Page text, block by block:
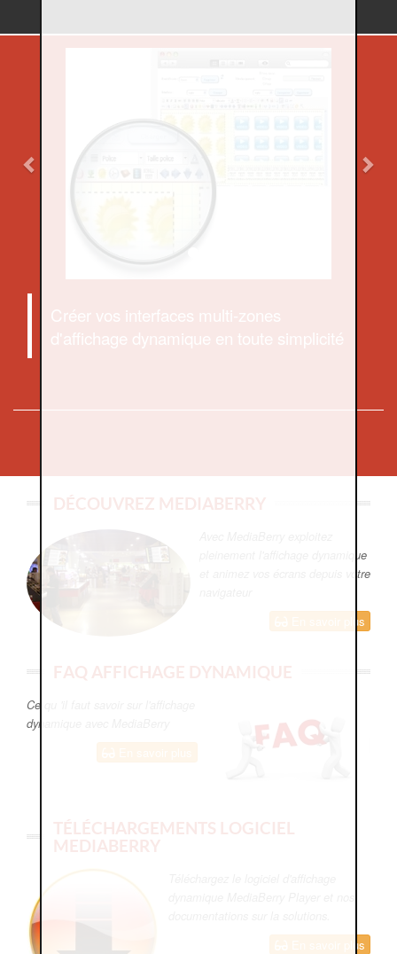
Créer vos interfaces multi-zones
d'affichage dynamique en toute simplicité
DÉCOUVREZ MEDIABERRY
pleinement l'affichage dynamique
et animez vos écrans depuis votre
En savoir plus
FAQ AFFICHAGE DYNAMIQUE
Ce qu 'il faut savoir sur l'affichage
dynamique avec MediaBerry
TÉLÉCHARGEMENTS LOGICIEL
MEDIABERRY
En savoir plus